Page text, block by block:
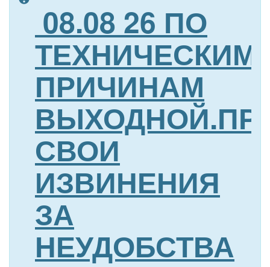
08.08 26 ПО
ТЕХНИЧЕСКИМ
ПРИЧИНАМ
СВОИ
ИЗВИНЕНИЯ
ЗА
НЕУДОБСТВА